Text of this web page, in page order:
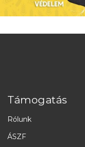
Támogatás
Rólunk
ÁSZF